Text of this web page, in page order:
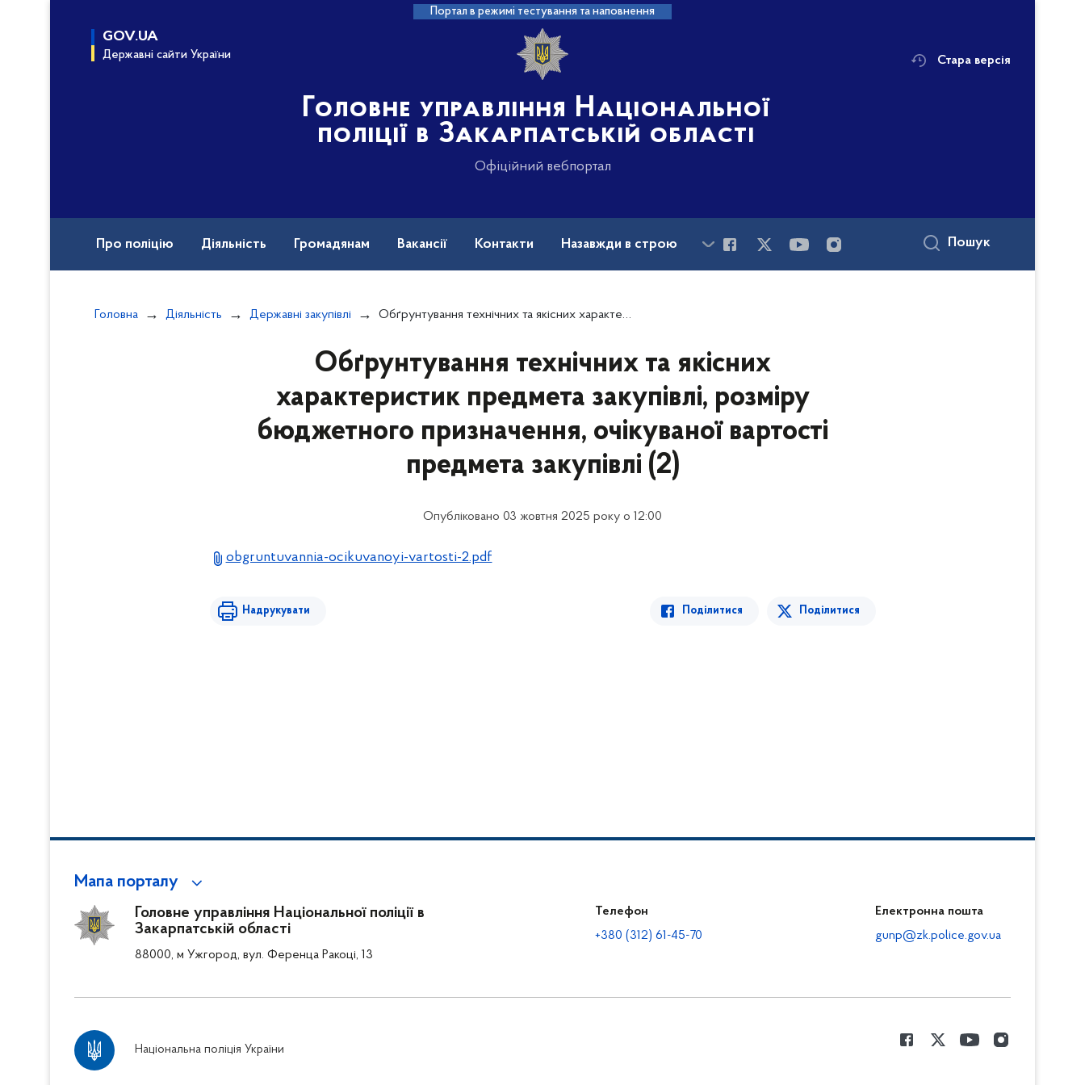
Портал в режимі тестування та наповнення
GOV.UA
Державні сайти України
Головне управління Національної
поліції в Закарпатській області
Офіційний вебпортал
Стара версія
Про поліцію Діяльність Громадянам Вакансії Контакти Назавжди в строю Пошук
Головна Діяльність Державні закупівлі Обґрунтування технічних та якісних характеристик предмета закупівлі, розміру бюджетного призначення, очікуваної вартості предмета закупівлі (2)
Обґрунтування технічних та якісних
характеристик предмета закупівлі, розміру
бюджетного призначення, очікуваної вартості
предмета закупівлі (2)
Опубліковано 03 жовтня 2025 року о 12:00
obgruntuvannia-ocikuvanoyi-vartosti-2.pdf
Надрукувати Поділитися Поділитися
Мапа порталу
Головне управління Національної поліції в
Закарпатській області
88000, м Ужгород, вул. Ференца Ракоці, 13
Телефон
+380 (312) 61-45-70
Електронна пошта
gunp@zk.police.gov.ua
Національна поліція України